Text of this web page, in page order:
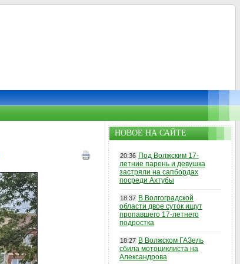
НОВОЕ НА САЙТЕ
20:36 Под Волжским 17-
летние парень и девушка
застряли на сапбордах
посреди Ахтубы
18:37 В Волгоградской
области двое суток ищут
пропавшего 17-летнего
подростка
18:27 В Волжском ГАЗель
сбила мотоциклиста на
Александрова